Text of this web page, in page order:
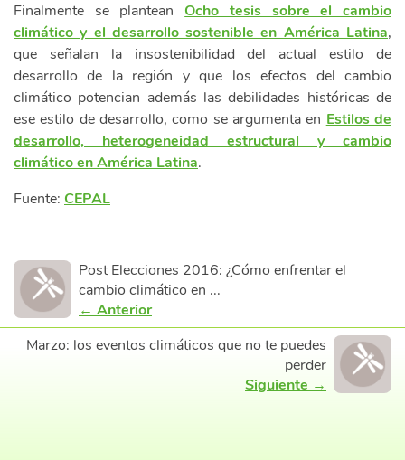
Finalmente se planteanOcho tesis sobre el cambio
climático y el desarrollo sostenible en América Latina,
que señalan la insostenibilidad del actual estilo de
desarrollo de la región y que los efectos del cambio
climático potencian además las debilidades históricas de
ese estilo de desarrollo, como se argumenta enEstilos de
desarrollo, heterogeneidad estructural y cambio
climático en América Latina.
Fuente: CEPAL
Post Elecciones 2016: ¿Cómo enfrentar el
cambio climático en ...
← Anterior
Marzo: los eventos climáticos que no te puedes
perder
Siguiente →